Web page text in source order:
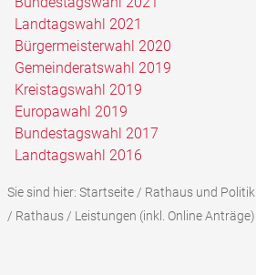
Landtagswahl 2021
Bürgermeisterwahl 2020
Gemeinderatswahl 2019
Kreistagswahl 2019
Europawahl 2019
Bundestagswahl 2017
Landtagswahl 2016
Sie sind hier: Startseite/ Rathaus und Politik
/ Rathaus/ Leistungen (inkl. Online Anträge)